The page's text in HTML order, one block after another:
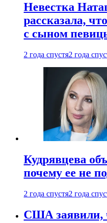
Невестка
рассказала,
с сыном
2 года спустя2 года
Кудрявцева
почему ее не
2 года спустя2 года
США заявили,